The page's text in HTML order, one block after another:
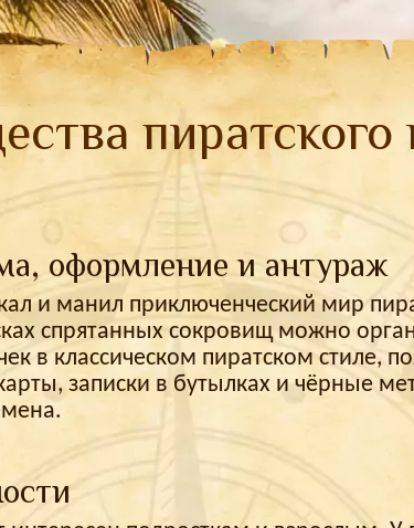
пиратского
оформление и антураж
и манил приключенческий мир
спрятанных сокровищ можно
в классическом пиратском стиле,
записки в бутылках и чёрные